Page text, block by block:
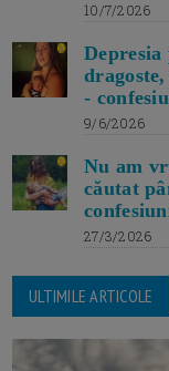
10/7/2026
-
9/6/2026
Nu am
căutat
27/3/2026
ULTIMILE ARTICOLE